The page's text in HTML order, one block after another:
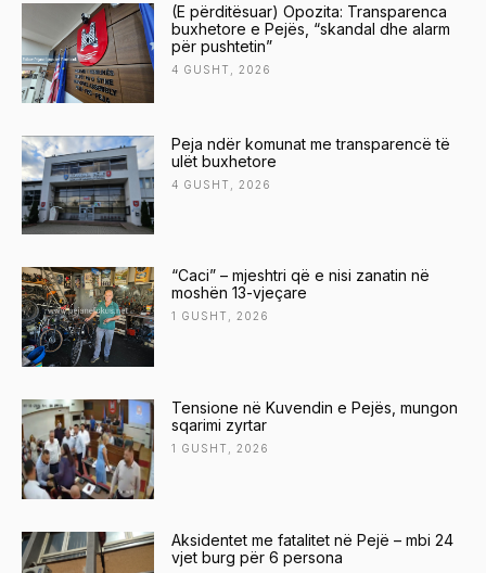
(E përditësuar) Opozita: Transparenca
buxhetore e Pejës, “skandal dhe alarm
për pushtetin”
4 GUSHT, 2026
Peja ndër komunat me transparencë të
ulët buxhetore
4 GUSHT, 2026
“Caci” – mjeshtri që e nisi zanatin në
moshën 13-vjeçare
1 GUSHT, 2026
Tensione në Kuvendin e Pejës, mungon
sqarimi zyrtar
1 GUSHT, 2026
Aksidentet me fatalitet në Pejë – mbi 24
vjet burg për 6 persona